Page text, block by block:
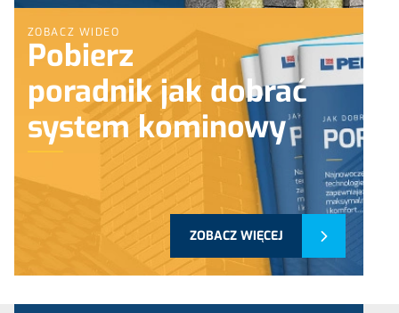
ZOBACZ WIDEO
Pobierz
poradnik jak dobrać
system kominowy
ZOBACZ WIĘCEJ